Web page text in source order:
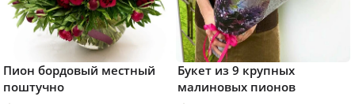
Пион бордовый местный
поштучно
Букет из 9 крупных
малиновых пионов